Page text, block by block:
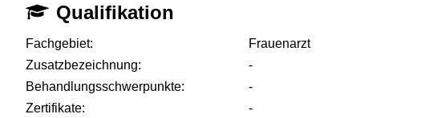
Qualifikation
Fachgebiet:
Frauenarzt
Zusatzbezeichnung:
-
Behandlungsschwerpunkte:
-
Zertifikate:
-